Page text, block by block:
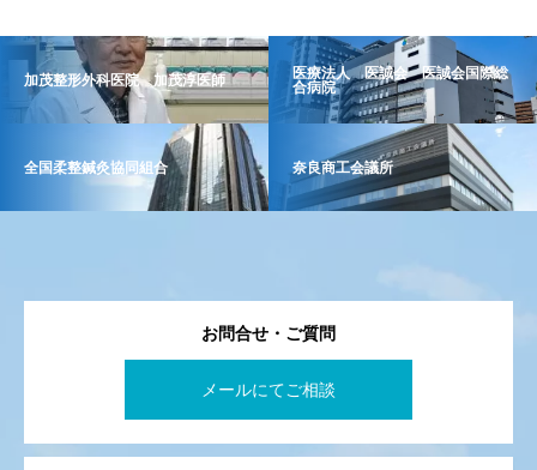
加茂整形外科医院 加茂淳医師
医療法人 医誠会 医誠会国際総
合病院
全国柔整鍼灸協同組合 奈良商工会議所
お問合せ・ご質問
メールにてご相談